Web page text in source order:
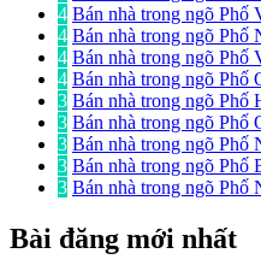
4 Bán nhà trong ngõ Phố
4 Bán nhà trong ngõ Phố
4 Bán nhà trong ngõ Phố
4 Bán nhà trong ngõ Phố
3 Bán nhà trong ngõ Phố
3 Bán nhà trong ngõ Phố
3 Bán nhà trong ngõ Phố
3 Bán nhà trong ngõ Phố
3 Bán nhà trong ngõ Phố
Bài đăng mới nhất